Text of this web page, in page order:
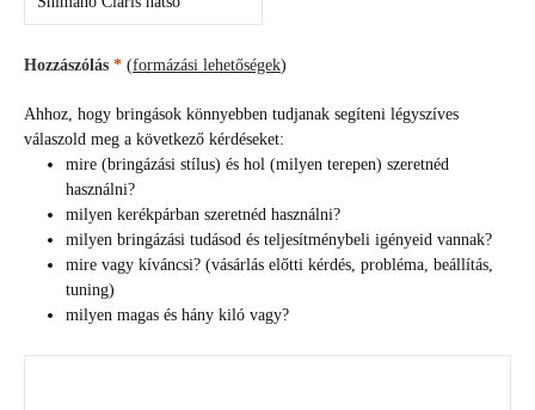
Hozzászólás * (formázási lehetőségek)
Ahhoz, hogy bringások könnyebben tudjanak segíteni légyszíves
válaszold meg a következő kérdéseket:
mire (bringázási stílus) és hol (milyen terepen) szeretnéd
használni?
milyen kerékpárban szeretnéd használni?
milyen bringázási tudásod és teljesítménybeli igényeid vannak?
mire vagy kíváncsi? (vásárlás előtti kérdés, probléma, beállítás,
tuning)
milyen magas és hány kiló vagy?